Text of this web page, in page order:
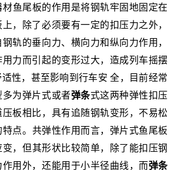
材鱼尾板的作用是将钢轨牢固地固定在
，除了必须要有一定的扣压力之外，
轨的垂向力、横向力和纵向力作用，
力而引起的变形过大，造成列车摇摆
性，甚至影响到行车安 全，目前经常
为弹片式或者弹条式这两种弹性扣压
板相比，具有追随钢轨变形，不易松
特点。 共弹性作用而言，弹片式鱼尾板
，但其形状比较简单，除了能扣压钢
用外，还能用于小半径曲线，而弹条